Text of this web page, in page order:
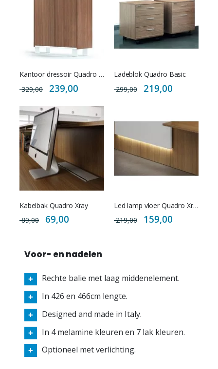
Kantoor dressoir Quadro Uno
329,00
Special
Price
239,00
Ladeblok Quadro Basic
299,00
Special
Price
219,00
Kabelbak Quadro Xray
89,00
Special
Price
69,00
Led lamp vloer Quadro Xray 01
219,00
Special
Price
159,00
Voor- en nadelen
Rechte balie met laag middenelement.
In 426 en 466cm lengte.
Designed and made in Italy.
In 4 melamine kleuren en 7 lak kleuren.
Optioneel met verlichting.